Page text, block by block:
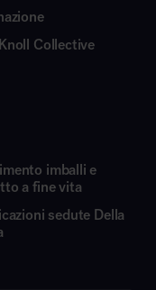
Collective
imballi e
a fine vita
sedute Della